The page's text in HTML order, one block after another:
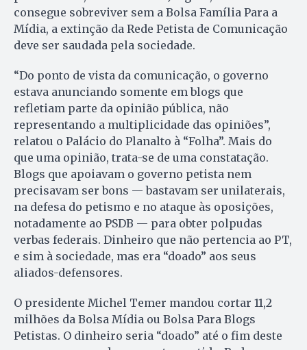
consegue sobreviver sem a Bolsa Família Para a
Mídia, a extinção da Rede Petista de Comunicação
deve ser saudada pela sociedade.
“Do ponto de vista da comunicação, o governo
estava anunciando somente em blogs que
refletiam parte da opinião pública, não
representando a multiplicidade das opiniões”,
relatou o Palácio do Planalto à “Folha”. Mais do
que uma opinião, trata-se de uma constatação.
Blogs que apoiavam o governo petista nem
precisavam ser bons — bastavam ser unilaterais,
na defesa do petismo e no ataque às oposições,
notadamente ao PSDB — para obter polpudas
verbas federais. Dinheiro que não pertencia ao PT,
e sim à sociedade, mas era “doado” aos seus
aliados-defensores.
O presidente Michel Temer mandou cortar 11,2
milhões da Bolsa Mídia ou Bolsa Para Blogs
Petistas. O dinheiro seria “doado” até o fim deste